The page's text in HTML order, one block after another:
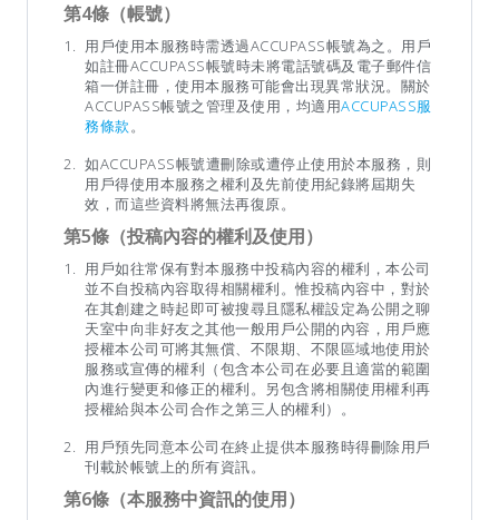
第4條（帳號）
用戶使用本服務時需透過ACCUPASS帳號為之。用戶
如註冊ACCUPASS帳號時未將電話號碼及電子郵件信
箱一併註冊，使用本服務可能會出現異常狀況。關於
ACCUPASS帳號之管理及使用，均適用ACCUPASS服
務條款。
如ACCUPASS帳號遭刪除或遭停止使用於本服務，則
用戶得使用本服務之權利及先前使用紀錄將屆期失
效，而這些資料將無法再復原。
第5條（投稿內容的權利及使用）
用戶如往常保有對本服務中投稿內容的權利，本公司
並不自投稿內容取得相關權利。惟投稿內容中，對於
在其創建之時起即可被搜尋且隱私權設定為公開之聊
天室中向非好友之其他一般用戶公開的內容，用戶應
授權本公司可將其無償、不限期、不限區域地使用於
服務或宣傳的權利（包含本公司在必要且適當的範圍
內進行變更和修正的權利。另包含將相關使用權利再
授權給與本公司合作之第三人的權利）。
用戶預先同意本公司在終止提供本服務時得刪除用戶
刊載於帳號上的所有資訊。
第6條（本服務中資訊的使用）